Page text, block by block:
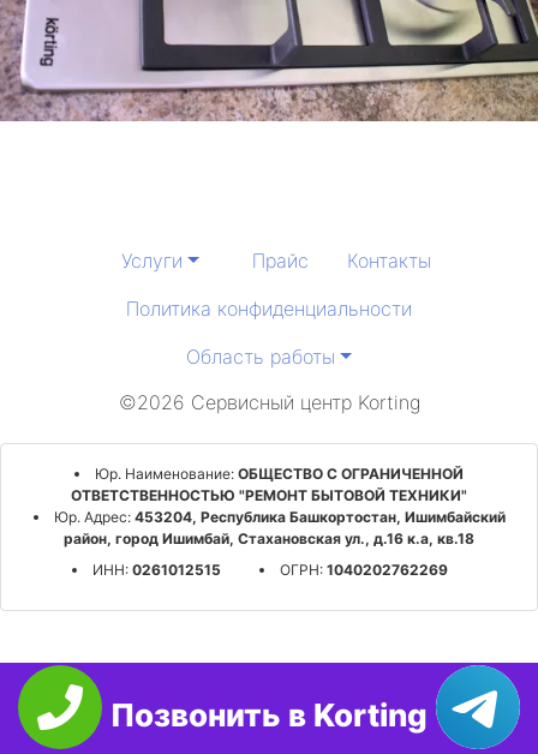
Услуги Прайс
Контакты
Политика конфиденциальности
Область работы
©2026 Сервисный центр Korting
Юр. Наименование: ОБЩЕСТВО С ОГРАНИЧЕННОЙ
ОТВЕТСТВЕННОСТЬЮ "РЕМОНТ БЫТОВОЙ ТЕХНИКИ"
Юр. Адрес:453204, Республика Башкортостан, Ишимбайский
район, город Ишимбай, Стахановская ул., д.16 к.а, кв.18
ИНН:0261012515 ОГРН:1040202762269
Позвонить в Korting